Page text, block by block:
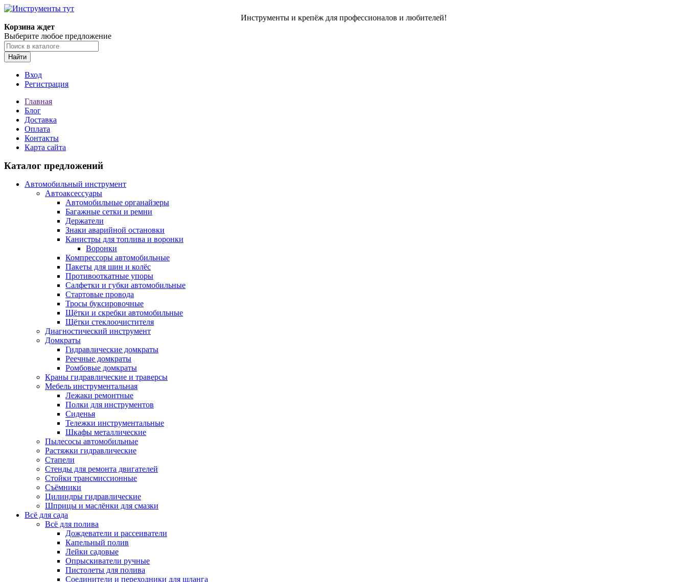
Инструменты и крепёж для профессионалов и любителей!
Корзина ждет
Выберите любое предложение
Найти
Вход
Регистрация
Главная
Блог
Доставка
Оплата
Контакты
Карта сайта
Каталог предложений
Автомобильный инструмент
Автоаксессуары
Автомобильные органайзеры
Багажные сетки и ремни
Держатели
Знаки аварийной остановки
Канистры для топлива и воронки
Воронки
Компрессоры автомобильные
Пакеты для шин и колёс
Противооткатные упоры
Салфетки и губки автомобильные
Стартовые провода
Тросы буксировочные
Щётки и скребки автомобильные
Щётки стеклоочистителя
Диагностический инструмент
Домкраты
Гидравлические домкраты
Реечные домкраты
Ромбовые домкраты
Краны гидравлические и траверсы
Мебель инструментальная
Лежаки ремонтные
Полки для инструментов
Сиденья
Тележки инструментальные
Шкафы металлические
Пылесосы автомобильные
Растяжки гидравлические
Стапели
Стенды для ремонта двигателей
Стойки трансмиссионные
Съёмники
Цилиндры гидравлические
Шприцы и маслёнки для смазки
Всё для сада
Всё для полива
Дождеватели и рассеиватели
Капельный полив
Лейки садовые
Опрыскиватели ручные
Пистолеты для полива
Соединители и переходники для шланга